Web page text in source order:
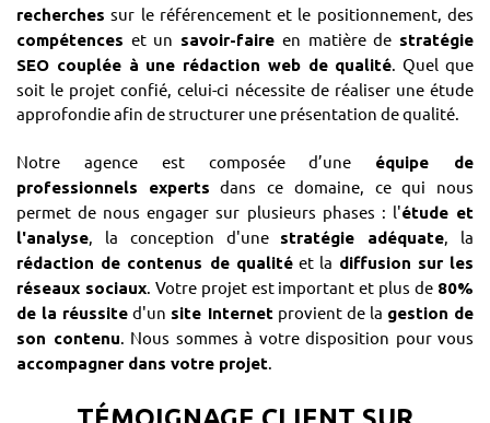
recherches sur le référencement et le positionnement, des
compétences et un savoir-faire en matière de stratégie
SEO couplée à une rédaction web de qualité. Quel que
soit le projet confié, celui-ci nécessite de réaliser une étude
approfondie afin de structurer une présentation de qualité.
Notre agence est composée d’une
équipe de
professionnels
experts dans ce domaine, ce qui nous
permet de nous engager sur plusieurs phases : l'étude et
l'analyse, la conception d'une stratégie adéquate, la
rédaction de contenus de qualitéet la diffusion sur les
réseaux sociaux. Votre projet est important et plus de 80%
de la réussite d'un site Internetprovient de la gestion de
son contenu. Nous sommes à votre disposition pour vous
accompagner dans votre projet.